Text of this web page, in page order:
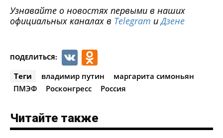
Узнавайте о новостях первыми в наших
официальных каналах в Telegram иДзене
ПОДЕЛИТЬСЯ: VK
Теги владимир путин
маргарита симоньян
ПМЭФ
Росконгресс Россия
Читайте также